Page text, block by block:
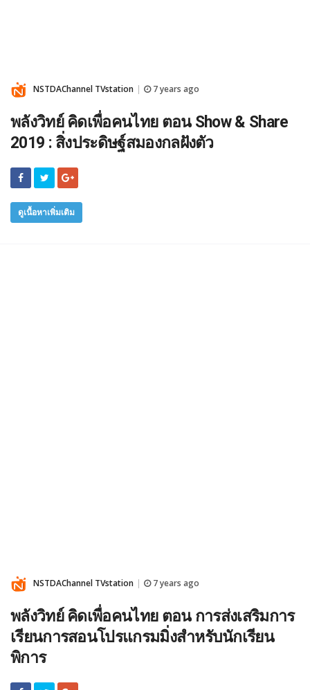
NSTDAChannel TVstation 7 years ago
พลังวิทย์ คิดเพื่อคนไทย ตอน Show & Share
2019 : สิ่งประดิษฐ์สมองกลฝังตัว
ดูเนื้อหาเพิ่มเติม
NSTDAChannel TVstation 7 years ago
พลังวิทย์ คิดเพื่อคนไทย ตอน การส่งเสริมการ
เรียนการสอนโปรแกรมมิ่งสำหรับนักเรียน
พิการ